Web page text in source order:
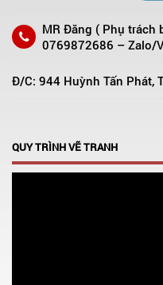
MR Đăng ( Phụ trách
0769872686 – Zalo/
Đ/C: 944 Huỳnh Tấn Phát,
QUY TRÌNH VẼ TRANH